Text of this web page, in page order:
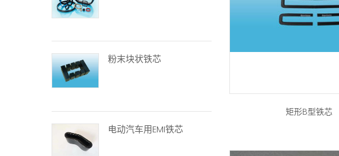
粉末块状铁芯
电动汽车用EMI铁芯
矩形B型铁芯